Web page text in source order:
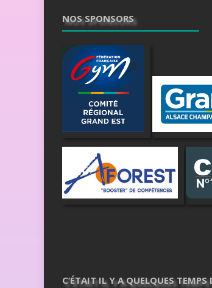
NOS SPONSORS
C’ÉTAIT IL Y A QUELQUES TEMPS